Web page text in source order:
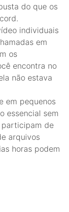
do que os
individuais
em
os
encontra no
não estava
em pequenos
essencial sem
participam de
arquivos
horas podem